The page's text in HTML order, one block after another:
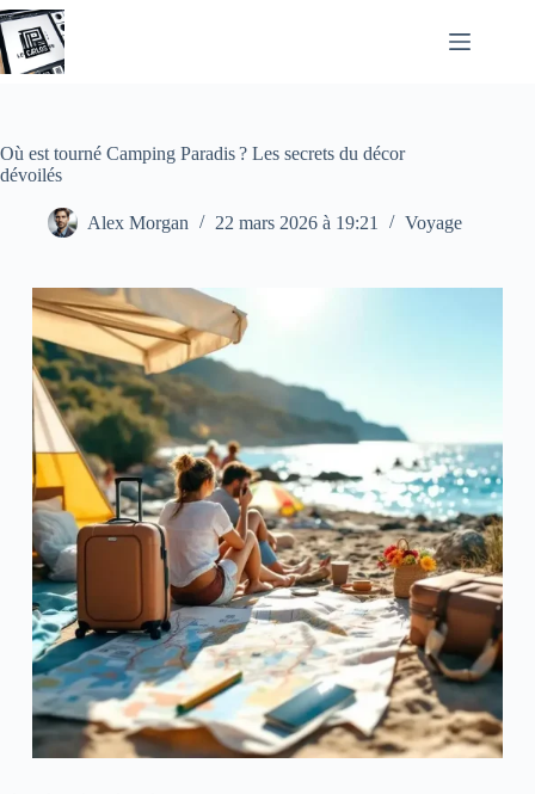
Passer
au
contenu
Où est tourné Camping Paradis ? Les secrets du décor
dévoilés
Alex Morgan 22 mars 2026 à 19:21 Voyage